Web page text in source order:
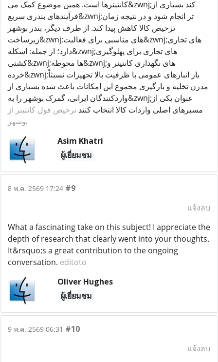
کانتینرها است. همین موضوع کمک می&zwnj;کند بسیاری از
فرآیندهای بندری سریع&zwnj;تر انجام شود و در نتیجه زمان
ترخیص کالا کاهش پیدا کند. از طرف دیگر، بندر بوشهر
زیرساخت&zwnj;های مناسبی برای فعالیت&zwnj;های تجاری
دارد؛ از جمله: اسکله&zwnj;های تجاری برای پهلوگیری
کشتی&zwnj;ها محوطه&zwnj;های نگهداری کانتینر و
خرده&zwnj;بار انبارهای عمومی با ظرفیت بالا تجهیزات نسبتاً
مدرن تخلیه و بارگیری مجموع این امکانات باعث شده بسیاری از
واردکنندگان ایرانی، گمرک بوشهر را به&zwnj;عنوان یکی از
مسیرهای اصلی واردات کالا انتخاب کنند ترخیص فول کانتینر از
بوشهر
Asim Khatri
ผู้เยี่ยมชม
8 พ.ค. 2569 17:24 #9
แจ้งลบ
What a fascinating take on this subject! I appreciate the
depth of research that clearly went into your thoughts.
It&rsquo;s a great contribution to the ongoing
conversation. editoto
Oliver Hughes
ผู้เยี่ยมชม
9 พ.ค. 2569 06:31 #10
แจ้งลบ